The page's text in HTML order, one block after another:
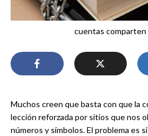
cuentas
Muchos creen que basta con que la
lección reforzada por sitios que nos
números y símbolos. El problema es